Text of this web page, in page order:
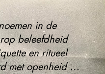
in de
beleefdheid
en ritueel
met openheid …